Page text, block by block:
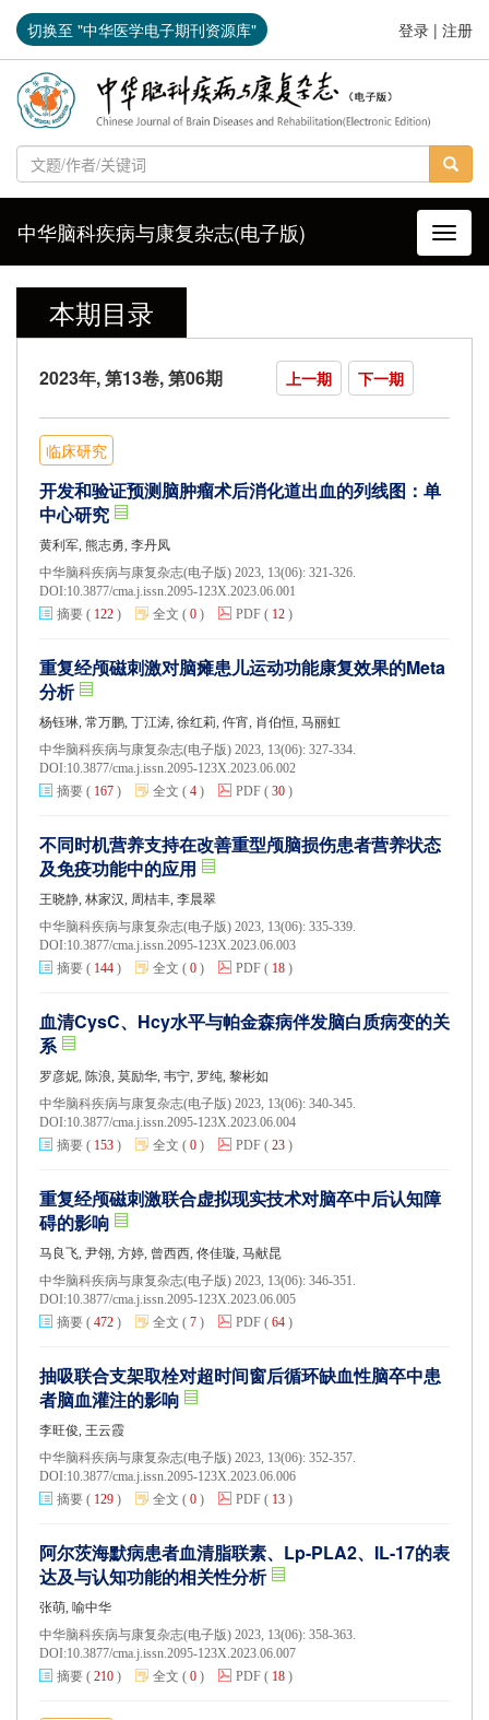
切换至 "中华医学电子期刊资源库" 登录 | 注册
导航
中华脑科疾病与康复杂志(电子版)
本期目录
2023年, 第13卷, 第06期 上一期 下一期
临床研究
开发和验证预测脑肿瘤术后消化道出血的列线图：单
中心研究
黄利军, 熊志勇, 李丹凤
中华脑科疾病与康复杂志(电子版) 2023, 13(06): 321-326.
DOI:10.3877/cma.j.issn.2095-123X.2023.06.001
摘要 ( 122 ) 全文 ( 0 ) PDF ( 12 )
重复经颅磁刺激对脑瘫患儿运动功能康复效果的Meta
分析
杨钰琳, 常万鹏, 丁江涛, 徐红莉, 仵宵, 肖伯恒, 马丽虹
中华脑科疾病与康复杂志(电子版) 2023, 13(06): 327-334.
DOI:10.3877/cma.j.issn.2095-123X.2023.06.002
摘要 ( 167 ) 全文 ( 4 ) PDF ( 30 )
不同时机营养支持在改善重型颅脑损伤患者营养状态
及免疫功能中的应用
王晓静, 林家汉, 周桔丰, 李晨翠
中华脑科疾病与康复杂志(电子版) 2023, 13(06): 335-339.
DOI:10.3877/cma.j.issn.2095-123X.2023.06.003
摘要 ( 144 ) 全文 ( 0 ) PDF ( 18 )
血清CysC、Hcy水平与帕金森病伴发脑白质病变的关
系
罗彦妮, 陈浪, 莫励华, 韦宁, 罗纯, 黎彬如
中华脑科疾病与康复杂志(电子版) 2023, 13(06): 340-345.
DOI:10.3877/cma.j.issn.2095-123X.2023.06.004
摘要 ( 153 ) 全文 ( 0 ) PDF ( 23 )
重复经颅磁刺激联合虚拟现实技术对脑卒中后认知障
碍的影响
马良飞, 尹翎, 方婷, 曾西西, 佟佳璇, 马献昆
中华脑科疾病与康复杂志(电子版) 2023, 13(06): 346-351.
DOI:10.3877/cma.j.issn.2095-123X.2023.06.005
摘要 ( 472 ) 全文 ( 7 ) PDF ( 64 )
抽吸联合支架取栓对超时间窗后循环缺血性脑卒中患
者脑血灌注的影响
李旺俊, 王云霞
中华脑科疾病与康复杂志(电子版) 2023, 13(06): 352-357.
DOI:10.3877/cma.j.issn.2095-123X.2023.06.006
摘要 ( 129 ) 全文 ( 0 ) PDF ( 13 )
阿尔茨海默病患者血清脂联素、Lp-PLA2、IL-17的表
达及与认知功能的相关性分析
张萌, 喻中华
中华脑科疾病与康复杂志(电子版) 2023, 13(06): 358-363.
DOI:10.3877/cma.j.issn.2095-123X.2023.06.007
摘要 ( 210 ) 全文 ( 0 ) PDF ( 18 )